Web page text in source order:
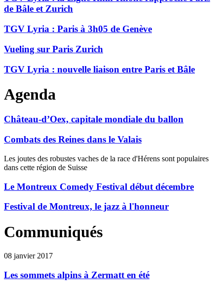
de Bâle et Zurich
TGV Lyria : Paris à 3h05 de Genève
Vueling sur Paris Zurich
TGV Lyria : nouvelle liaison entre Paris et Bâle
Agenda
Château-d’Oex, capitale mondiale du ballon
Combats des Reines dans le Valais
Les joutes des robustes vaches de la race d'Hérens sont populaires
dans cette région de Suisse
Le Montreux Comedy Festival début décembre
Festival de Montreux, le jazz à l'honneur
Communiqués
08 janvier 2017
Les sommets alpins à Zermatt en été